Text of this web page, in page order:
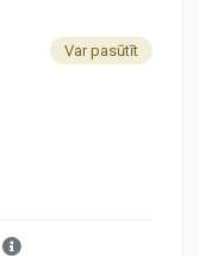
Var pasūtīt